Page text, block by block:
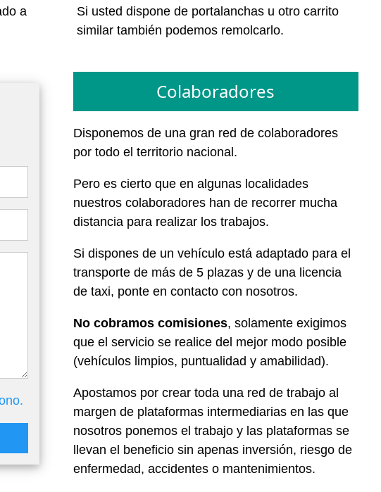
a
Si usted dispone de portalanchas u otro carrito
similar también podemos remolcarlo.
Colaboradores
Disponemos de una gran red de colaboradores
por todo el territorio nacional.
Pero es cierto que en algunas localidades
nuestros colaboradores han de recorrer mucha
distancia para realizar los trabajos.
Si dispones de un vehículo está adaptado para el
transporte de más de 5 plazas y de una licencia
de taxi, ponte en contacto con nosotros.
No cobramos comisiones, solamente exigimos
que el servicio se realice del mejor modo posible
(vehículos limpios, puntualidad y amabilidad).
Apostamos por crear toda una red de trabajo al
margen de plataformas intermediarias en las que
nosotros ponemos el trabajo y las plataformas se
llevan el beneficio sin apenas inversión, riesgo de
enfermedad, accidentes o mantenimientos.